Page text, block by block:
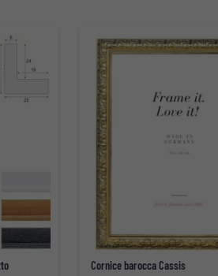
Cornice barocca Cassis